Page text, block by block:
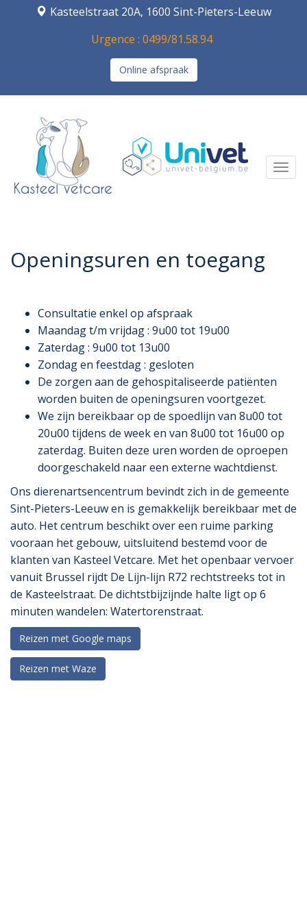
Kasteelstraat 20A, 1600 Sint-Pieters-Leeuw
Urgence : 0499/81.58.94
Online afspraak
Openingsuren en toegang
Consultatie enkel op afspraak
Maandag t/m vrijdag : 9u00 tot 19u00
Zaterdag : 9u00 tot 13u00
Zondag en feestdag : gesloten
De zorgen aan de gehospitaliseerde patiënten
worden buiten de openingsuren voortgezet.
We zijn bereikbaar op de spoedlijn van 8u00 tot
20u00 tijdens de week en van 8u00 tot 16u00 op
zaterdag. Buiten deze uren worden de oproepen
doorgeschakeld naar een externe wachtdienst.
Ons dierenartsencentrum bevindt zich in de gemeente
Sint-Pieters-Leeuw en is gemakkelijk bereikbaar met de
auto. Het centrum beschikt over een ruime parking
vooraan het gebouw, uitsluitend bestemd voor de
klanten van Kasteel Vetcare. Met het openbaar vervoer
vanuit Brussel rijdt De Lijn-lijn R72 rechtstreeks tot in
de Kasteelstraat. De dichtstbijzijnde halte ligt op 6
minuten wandelen: Watertorenstraat.
Reizen met Google maps
Reizen met Waze